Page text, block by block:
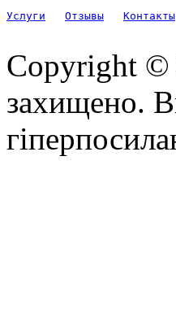
Услуги Отзывы Контакты
Copyright ©
захищено.